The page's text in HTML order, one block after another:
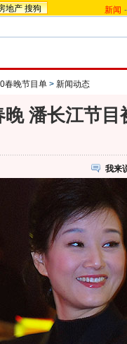
地产 搜狗 新闻 -
春晚节目单 > 新闻动态
潘长江节目
我来